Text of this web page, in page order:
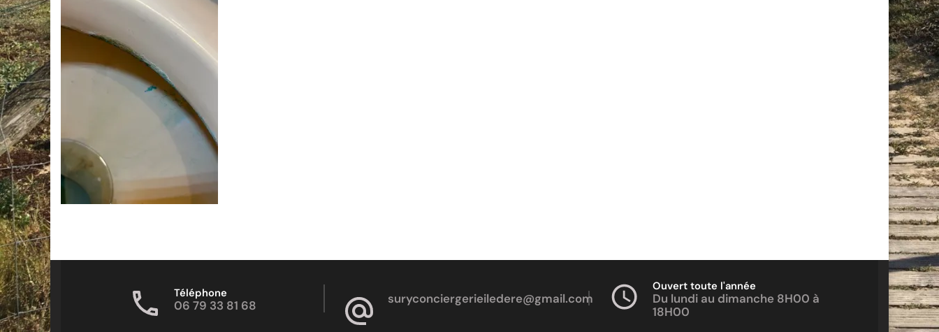
Téléphone
06 79 33 81 68 suryconciergerieiledere@gmail.com
Ouvert toute l'année
Du lundi au dimanche 8H00 à
18H00